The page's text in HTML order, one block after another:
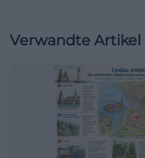
Verwandte Artikel